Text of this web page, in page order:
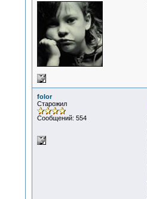
folor
Старожил
Сообщений: 554